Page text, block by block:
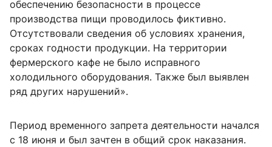
обеспечению безопасности в процессе
производства пищи проводилось фиктивно.
Отсутствовали сведения об условиях хранения,
сроках годности продукции. На территории
фермерского кафе не было исправного
холодильного оборудования. Также был выявлен
ряд других нарушений».
Период временного запрета деятельности начался
с 18 июня и был зачтен в общий срок наказания.